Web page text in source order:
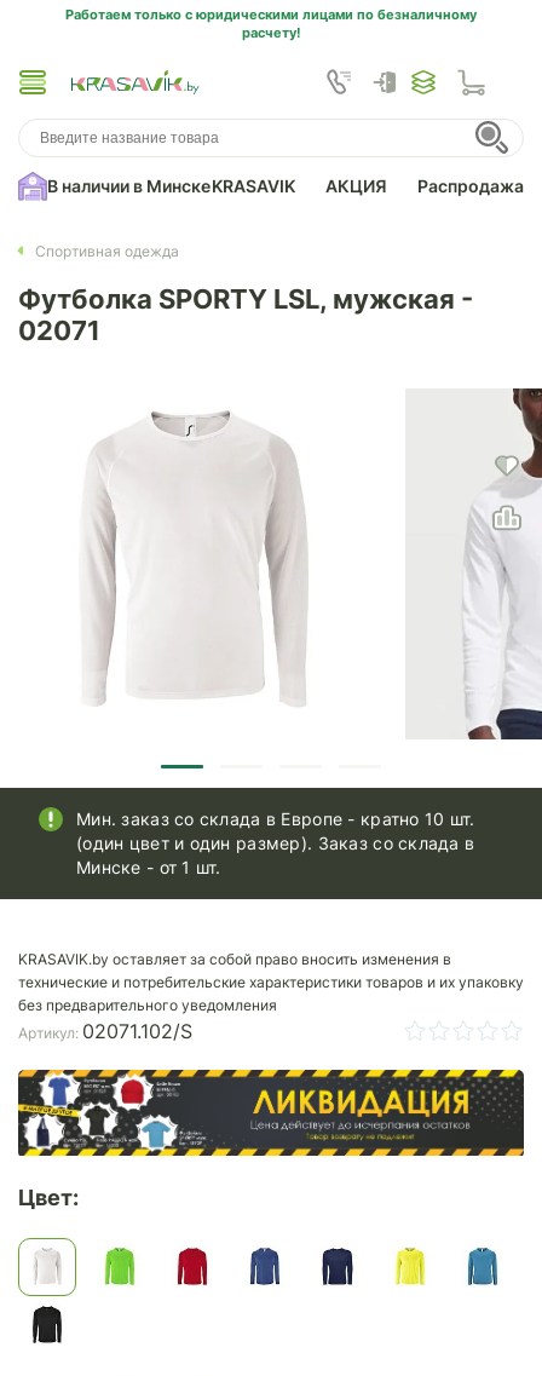
Работаем только с юридическими лицами по безналичному
расчету!
В наличии в МинскеKRASAVIK АКЦИЯ Распродажа
Спортивная одежда
Футболка SPORTY LSL, мужская -
02071
Мин. заказ со склада в Европе - кратно 10 шт.
(один цвет и один размер). Заказ со склада в
Минске - от 1 шт.
KRASAVIK.by оставляет за собой право вносить изменения в
технические и потребительские характеристики товаров и их упаковку
без предварительного уведомления
Артикул: 02071.102/S
Цвет: